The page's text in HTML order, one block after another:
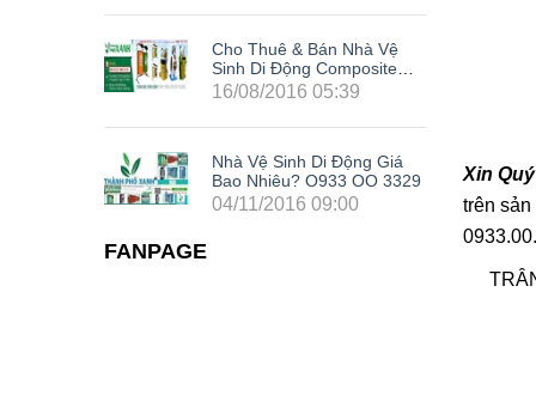
Xin
trên
Nước: Hà Nội, Hải Phòng,
Thơ, Bình Dương, Đồng
Nai, Bà Rịa - Vũng Tàu, Tây
Ninh, Bình Phước, Lâm
Giang,...
Cho Thuê & Bán Nhà Vệ
Sinh Di Động Composite
Giá Rẻ TPX - Siêu Khuyến
LH0933003329
16/08/2016 05:39
Nhà Vệ Sinh Di Động Giá
Bao Nhiêu? O933 OO 3329
04/11/2016 09:00
FANPAGE